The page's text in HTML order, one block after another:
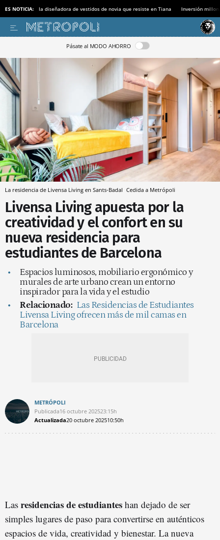
ES NOTICIA: la diseñadora de vestidos de novia que resiste en Tiana Inversión
Pásate al MODO AHORRO
La residencia de Livensa Living en Sants-Badal Cedida a Metrópoli
Livensa Living apuesta por la
creatividad y el confort en su
nueva residencia para
estudiantes de Barcelona
Espacios luminosos, mobiliario ergonómico y
murales de arte urbano crean un entorno
inspirador para la vida y el estudio
Relacionado: Las Residencias de Estudiantes
Livensa Living ofrecen más de mil camas en
Barcelona
METRÓPOLI
Publicada16 octubre 202523:15h
Actualizada20 octubre 202510:50h
Las residencias de estudiantes han dejado de ser
simples lugares de paso para convertirse en auténticos
espacios de vida, creatividad y bienestar. La nueva